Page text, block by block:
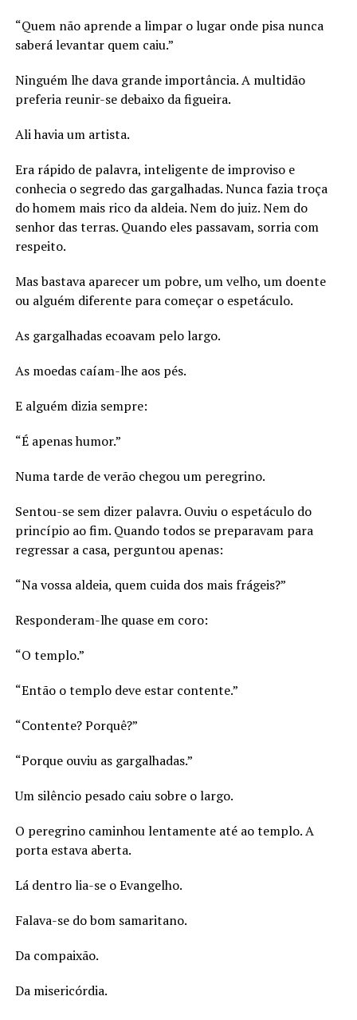
“Quem não aprende a limpar o lugar onde pisa nunca
saberá levantar quem caiu.”
Ninguém lhe dava grande importância. A multidão
preferia reunir-se debaixo da figueira.
Ali havia um artista.
Era rápido de palavra, inteligente de improviso e
conhecia o segredo das gargalhadas. Nunca fazia troça
do homem mais rico da aldeia. Nem do juiz. Nem do
senhor das terras. Quando eles passavam, sorria com
respeito.
Mas bastava aparecer um pobre, um velho, um doente
ou alguém diferente para começar o espetáculo.
As gargalhadas ecoavam pelo largo.
As moedas caíam-lhe aos pés.
E alguém dizia sempre:
“É apenas humor.”
Numa tarde de verão chegou um peregrino.
Sentou-se sem dizer palavra. Ouviu o espetáculo do
princípio ao fim. Quando todos se preparavam para
regressar a casa, perguntou apenas:
“Na vossa aldeia, quem cuida dos mais frágeis?”
Responderam-lhe quase em coro:
“O templo.”
“Então o templo deve estar contente.”
“Contente? Porquê?”
“Porque ouviu as gargalhadas.”
Um silêncio pesado caiu sobre o largo.
O peregrino caminhou lentamente até ao templo. A
porta estava aberta.
Lá dentro lia-se o Evangelho.
Falava-se do bom samaritano.
Da compaixão.
Da misericórdia.